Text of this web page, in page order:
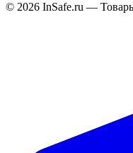
© 2026 InSafe.ru —